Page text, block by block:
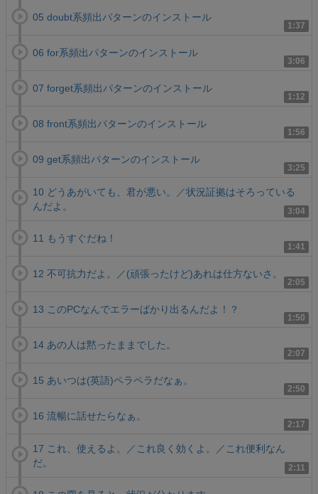
1:37
05 doubt系頻出パターンのインストール
3:06
06 for系頻出パターンのインストール
1:12
07 forget系頻出パターンのインストール
1:56
08 front系頻出パターンのインストール
3:25
09 get系頻出パターンのインストール
3:04
10 どうあがいても、君が悪い。／状況証拠はそろっている
んだよ。
1:41
11 もうすぐだね！
2:05
12 不可抗力だよ。／(頑張ったけど)あれは仕方ないさ。
1:50
13 このPCなんでエラーばかり出るんだよ！？
2:07
14 あの人は黙ったままでした。
2:50
15 あいつは(英語)ペラペラだなぁ。
2:17
16 流暢に話せたらなぁ。
2:11
17 これ、使えるよ。／これ良く効くよ。／これ便利なん
だ。